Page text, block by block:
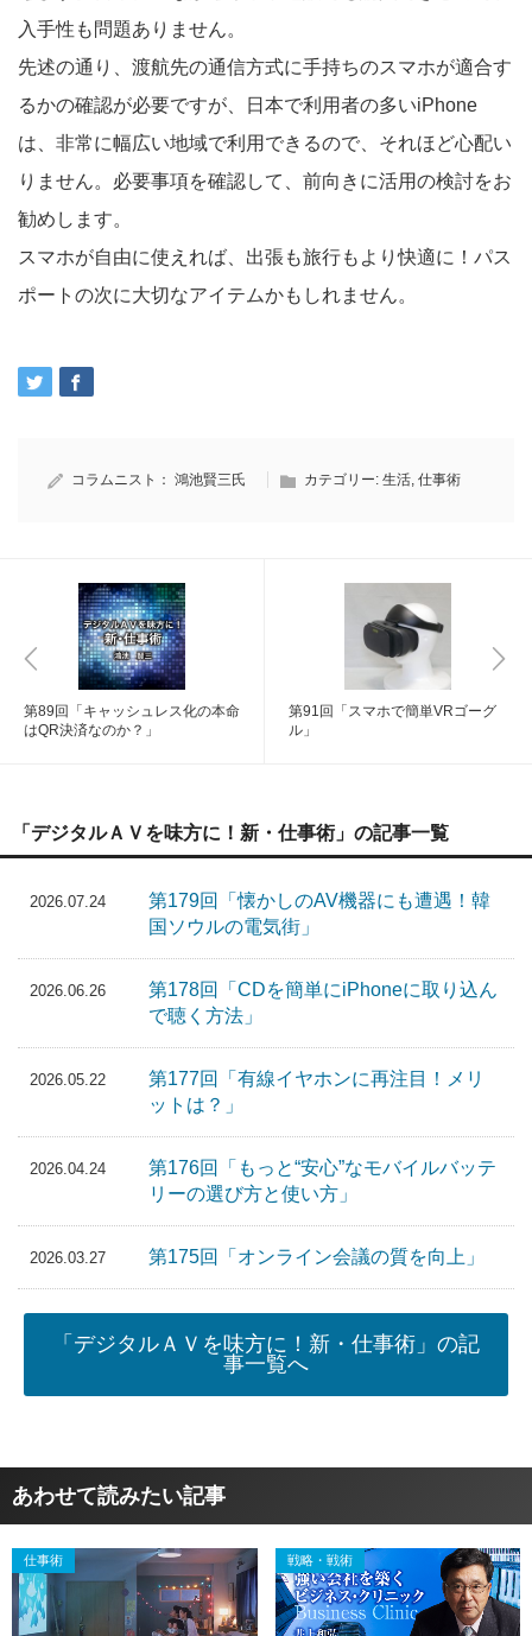
入手性も問題ありません。
先述の通り、渡航先の通信方式に手持ちのスマホが適合す
るかの確認が必要ですが、日本で利用者の多いiPhone
は、非常に幅広い地域で利用できるので、それほど心配い
りません。必要事項を確認して、前向きに活用の検討をお
勧めします。
スマホが自由に使えれば、出張も旅行もより快適に！パス
ポートの次に大切なアイテムかもしれません。
コラムニスト： 鴻池賢三氏 カテゴリー: 生活, 仕事術
第89回「キャッシュレス化の本命
はQR決済なのか？」
第91回「スマホで簡単VRゴーグ
ル」
「デジタルＡＶを味方に！新・仕事術」の記事一覧
2026.07.24
第179回「懐かしのAV機器にも遭遇！韓
国ソウルの電気街」
2026.06.26
第178回「CDを簡単にiPhoneに取り込ん
で聴く方法」
2026.05.22
第177回「有線イヤホンに再注目！メリ
ットは？」
2026.04.24
第176回「もっと“安心”なモバイルバッテ
リーの選び方と使い方」
2026.03.27 第175回「オンライン会議の質を向上」
「デジタルＡＶを味方に！新・仕事術」の記
事一覧へ
あわせて読みたい記事
仕事術 戦略・戦術